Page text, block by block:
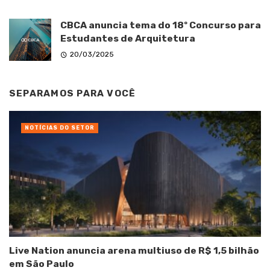
CBCA anuncia tema do 18º Concurso para
Estudantes de Arquitetura
20/03/2025
SEPARAMOS PARA VOCÊ
Live Nation anuncia arena multiuso de R$ 1,5 bilhão
em São Paulo
NOTÍCIAS DO SETOR